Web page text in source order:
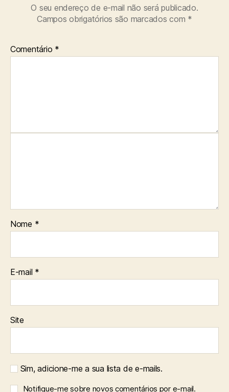
O seu endereço de e-mail não será publicado.
Campos obrigatórios são marcados com *
Comentário *
Nome *
E-mail *
Site
Sim, adicione-me a sua lista de e-mails.
Notifique-me sobre novos comentários por e-mail.